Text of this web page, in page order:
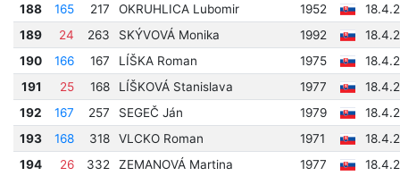
188
165 217 OKRUHLICA Lubomir 1952
189
24 263 SKÝVOVÁ Monika 1992
190
166 167 LÍŠKA Roman 1975
191
25 168 LÍŠKOVÁ Stanislava 1977
192
167 257 SEGEČ Ján 1979
193
168 318 VLCKO Roman 1971
194
26 332 ZEMANOVÁ Martina 1977